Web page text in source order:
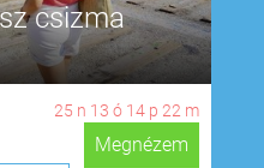
csizma
25 n 13 ó 14 p 21 m
Megnézem